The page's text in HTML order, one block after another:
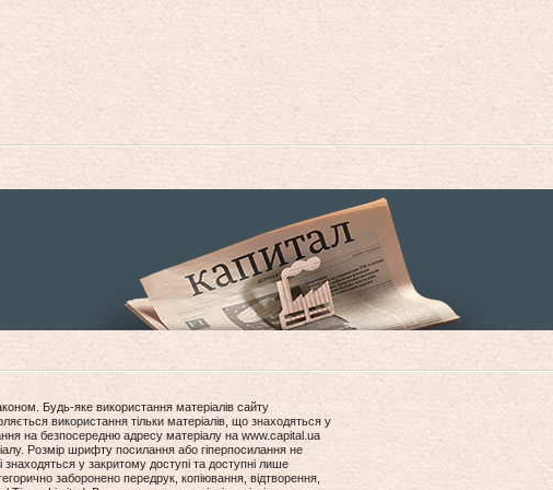
Будь-яке використання матеріалів сайту
використання тільки матеріалів, що знаходяться у
на безпосередню адресу матеріалу на www.capital.ua
Розмір шрифту посилання або гіперпосилання не
у закритому доступі та доступні лише
заборонено передрук, копіювання, відтворення,